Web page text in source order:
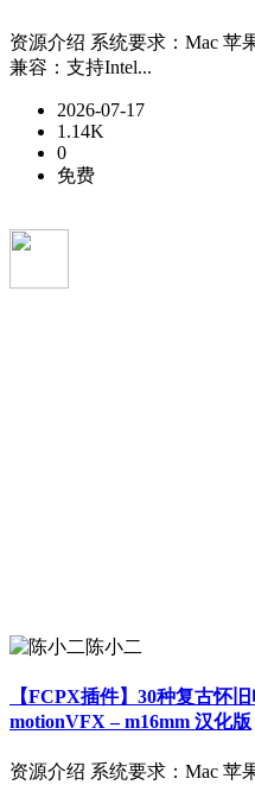
资源介绍 系统要求：Mac 苹
兼容：支持Intel...
2026-07-17
1.14K
0
免费
陈小二
【FCPX插件】30种复古怀
motionVFX – m16mm 汉化版
资源介绍 系统要求：Mac 苹